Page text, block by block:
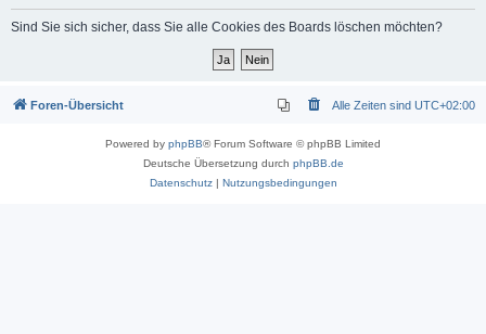
Sind Sie sich sicher, dass Sie alle Cookies des Boards löschen möchten?
Foren-Übersicht Alle Zeiten sind UTC+02:00
Powered by phpBB® Forum Software © phpBB Limited
Deutsche Übersetzung durch phpBB.de
Datenschutz| Nutzungsbedingungen